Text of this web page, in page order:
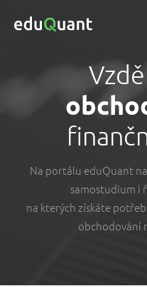
PRODUKTY
MEETUP
KONTAKTY
Na portálu eduQuant
samostudium i
na kterých získáte
obchodování